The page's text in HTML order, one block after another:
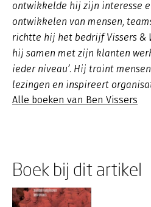
ontwikkelde hij zijn interesse
ontwikkelen van mensen,
richtte hij het bedrijf Vissers &
hij samen met zijn klanten
ieder niveau’. Hij traint
lezingen en inspireert
Alle boeken van Ben Vissers
Boek bij dit artikel